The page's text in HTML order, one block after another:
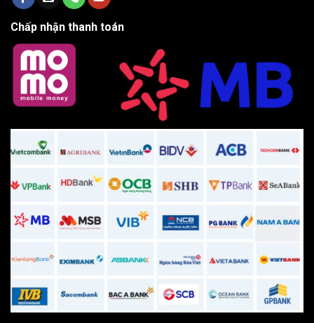
Chấp nhận thanh toán